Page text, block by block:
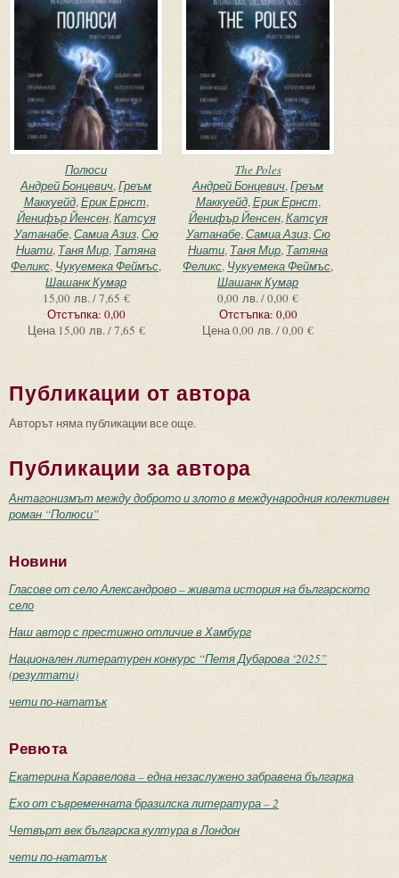
Полюси
Андрей Бонцевич,Греъм
Маккуейд,Ерик Ернст,
Йенифър Йенсен,Катсуя
Уатанабе,Самиа Азиз,Сю
Ниати, Таня Мир, Татяна
Феликс, Чукуемека Феймъс,
Шашанк Кумар
15,00 лв. / 7,65 €
Отстъпка: 0,00
Цена 15,00 лв. / 7,65 €
The Poles
Андрей Бонцевич,Греъм
Маккуейд,Ерик Ернст,
Йенифър Йенсен,Катсуя
Уатанабе,Самиа Азиз,Сю
Ниати, Таня Мир, Татяна
Феликс, Чукуемека Феймъс,
Шашанк Кумар
0,00 лв. / 0,00 €
Отстъпка: 0,00
Цена0,00 лв. / 0,00 €
Публикации от автора
Авторът няма публикации все още.
Публикации за автора
Антагонизмът между доброто и злото в международния колективен
роман “Полюси”
Новини
Гласове от село Александрово – живата история на българското
село
Наш автор с престижно отличие в Хамбург
Национален литературен конкурс “Петя Дубарова ‘2025”
(резултати)
чети по-нататък
Ревюта
Екатерина Каравелова – една незаслужено забравена българка
Ехо от съвременната бразилска литература – 2
Четвърт век българска култура в Лондон
чети по-нататък